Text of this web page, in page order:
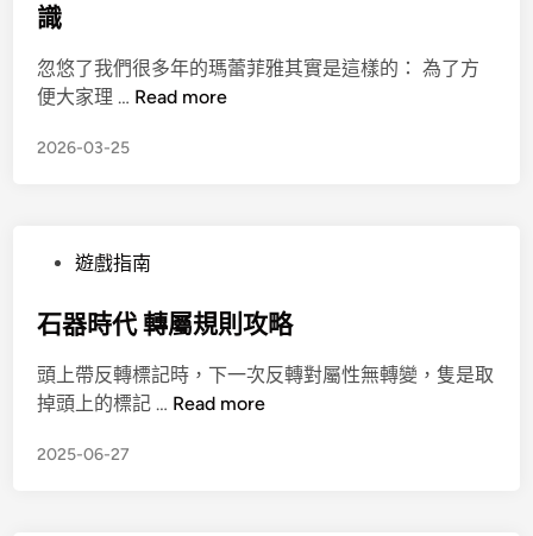
識
忽悠了我們很多年的瑪​​蕾菲雅其實是這樣的： 為了方
便大家理 … Read more
2026-03-25
遊戲指南
石器時代 轉屬規則攻略
頭上帶反轉標記時，下一次反轉對屬性無轉變，隻是取
掉頭上的標記 … Read more
2025-06-27